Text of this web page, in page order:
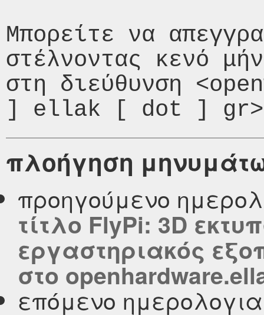
Μπορείτε να
στέλνοντας κενό
στη διεύθυνση
πλοήγηση
προηγούμενο
τίτλο FlyPi: 3D
εργαστηριακός
στο
επόμενο